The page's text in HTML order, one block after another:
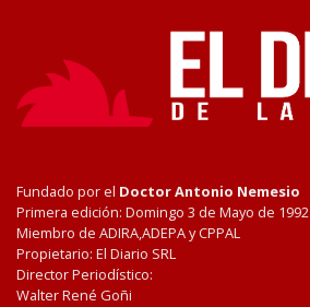
Fundado por el Doctor Antonio Nemesio
Primera edición: Domingo 3 de Mayo de 1992
Miembro de ADIRA,ADEPA y CPPAL
Propietario: El Diario SRL
Director Periodístico:
Walter René Goñi